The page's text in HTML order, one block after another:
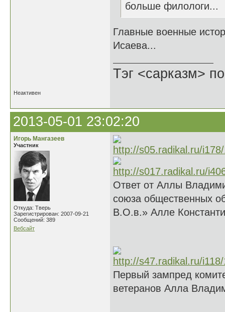
больше филологи...
Главные военные
Исаева...
Тэг <сарказм>
Неактивен
2013-05-01 23:02:20
Игорь Мангазеев
Участник
Откуда: Тверь
Зарегистрирован: 2007-09-21
Сообщений: 389
Вебсайт
Ответ от Аллы
союза общественных
В.О.в.» Алле
Первый зампред
ветеранов Алла